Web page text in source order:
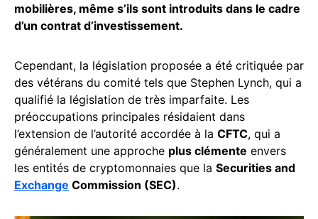
mobilières, même s’ils sont introduits dans le cadre
d’un contrat d’investissement.
Cependant, la législation proposée a été critiquée par
des vétérans du comité tels que Stephen Lynch, qui a
qualifié la législation de très imparfaite. Les
préoccupations principales résidaient dans
l’extension de l’autorité accordée à la CFTC, qui a
généralement une approche plus clémente envers
les entités de cryptomonnaies que la Securities and
Exchange Commission (SEC).